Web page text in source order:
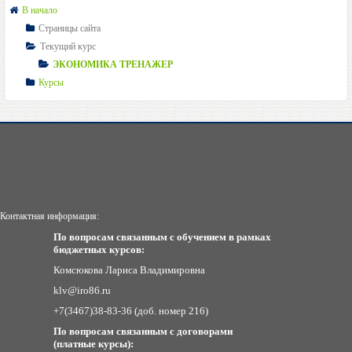
В начало
Страницы сайта
Текущий курс
ЭКОНОМИКА ТРЕНАЖЕР
Курсы
Контактная информация:
По вопросам связанным с обучением в рамках
бюджетных курсов:
Комсюкова Лариса Владимировна
klv@iro86.ru
+7(3467)38-83-36 (доб. номер 216)
По вопросам связанным с договорами
(платные курсы):